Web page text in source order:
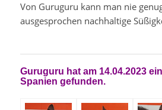
Von Guruguru kann man nie
ausgesprochen nachhaltige
Guruguru hat am 14.04.2023
Spanien gefunden.